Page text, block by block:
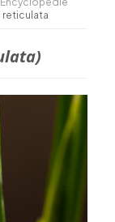
reticulata